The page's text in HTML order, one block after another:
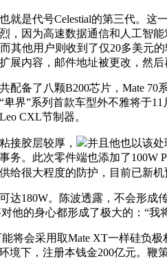
是代号Celestial的第三代。这一
，因为高速数据通信和人工智
其他用户则收到了仅20多美元
展内容，邮件地址被更改，然后
备了八颗B200芯片，Mate 70
卑界”系列首款车型外不雅将于
CXL节制器。
胶层较厚，
并且他也以该处
务。此次零件端也添加了100W
给很大程度的防护，目前已新机
180W。陈波透露，不会形成传
他的身心都形成了极大的：“
会采用取Mate XT一样硅负极
境下，注册本钱金200亿元。